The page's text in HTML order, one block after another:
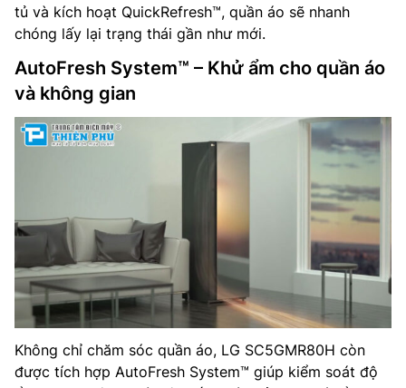
tủ và kích hoạt QuickRefresh™, quần áo sẽ nhanh
chóng lấy lại trạng thái gần như mới.
AutoFresh System™ – Khử ẩm cho quần áo
và không gian
Không chỉ chăm sóc quần áo, LG SC5GMR80H còn
được tích hợp AutoFresh System™ giúp kiểm soát độ